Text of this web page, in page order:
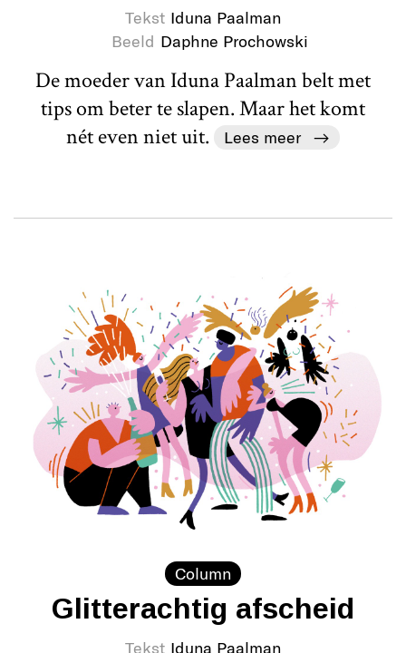
Tekst Iduna Paalman
Beeld Daphne Prochowski
De moeder van Iduna Paalman belt met
tips om beter te slapen. Maar het komt
nét even niet uit.
Lees meer
Column
Glitterachtig afscheid
Tekst Iduna Paalman